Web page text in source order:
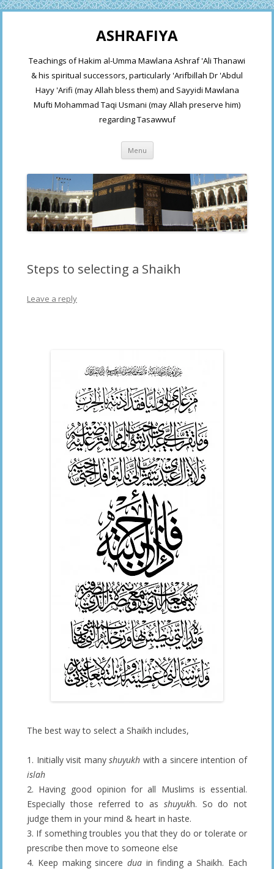
ASHRAFIYA
Teachings of Hakim al-Umma Mawlana Ashraf 'Ali Thanawi
& his spiritual successors, particularly 'Arifbillah Dr 'Abdul
Hayy 'Arifi (may Allah bless them) and Sayyidi Mawlana
Mufti Mohammad Taqi Usmani (may Allah preserve him)
regarding Tasawwuf
Menu Skip
content
Steps to selecting a Shaikh
Leave a reply
The best way to select a Shaikh includes,
1. Initially visit manyshuyukh with a sincere intention of
islah
2. Having good opinion for all Muslims is essential.
Especially those referred to as shuyukh. So do not
judge them in your mind & heart in haste.
3. If something troubles you that they do or tolerate or
prescribe then move to someone else
4. Keep making sinceredua in finding a Shaikh. Each